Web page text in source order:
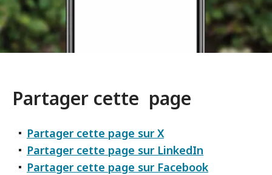
Partager cette page
Partager cette page sur X
Partager cette page sur LinkedIn
Partager cette page sur Facebook